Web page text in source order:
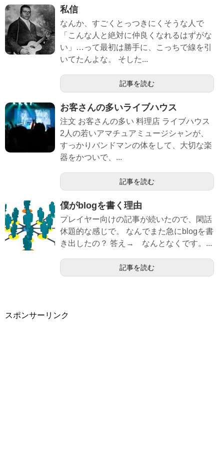
私信
なんか、すごくとっつきにくそうな人で
「こんな人と絶対に仲良くなれるはずがな
い」…って最初は勝手に、こっちで線を引
いてたんよな。 そした...
記事を読む
お客さんの多いライブハウス
注文 お客さんの多い 料理店 ライブハウス
2人の若いアマチュアミュージシャンが、
すっかりバンドマンの体をして、大切な楽
器をかついで、...
記事を読む
僕がblogを書く理由
プレイヤー向けの記事が続いたので、閑話
休題的な感じで。 なんでまた急にblogを書
き出したの？ 答え→ なんとなくです。...
記事を読む
スポンサーリンク